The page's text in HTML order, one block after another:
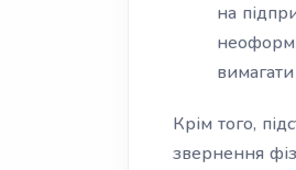
на
Крім того,
звернення